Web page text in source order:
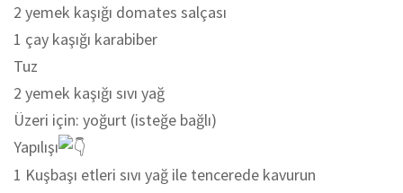
2 yemek kaşığı domates salçası
1 çay kaşığı karabiber
Tuz
2 yemek kaşığı sıvı yağ
Üzeri için: yoğurt (isteğe bağlı)
Yapılışı
1 Kuşbaşı etleri sıvı yağ ile tencerede kavurun